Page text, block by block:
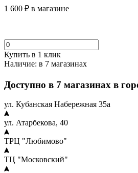
1 600 ₽ в магазине
Купить в 1 клик
Наличие: в 7 магазинах
Доступно в 7 магазинах в
ул. Кубанская Набережная 35а
ул. Атарбекова, 40
ТРЦ "Любимово"
ТЦ "Московский"